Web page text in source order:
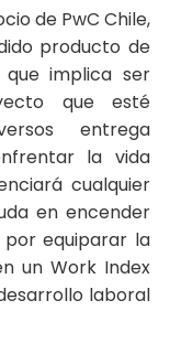
de PwC Chile,
producto de
implica ser
que esté
entrega
la vida
cualquier
en encender
equiparar la
un Work Index
laboral